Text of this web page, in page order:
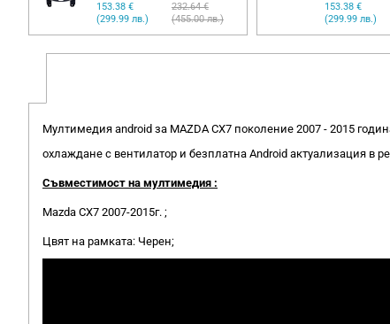
153.38 €
(299.99 лв.)
232.64 €
(455.00 лв.)
153.38 €
(299.99 лв.)
Мултимедия android зa MAZDA CX7 поколение 2007 - 2015
охлаждане с вентилатор и безплатна Android актуализация в
Съвместимост на мултимедия :
Mazda CX7 2007-2015г. ;
Цвят на рамката: Черен;